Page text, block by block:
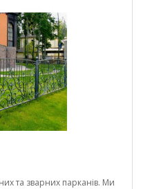
та зварних парканів. Ми